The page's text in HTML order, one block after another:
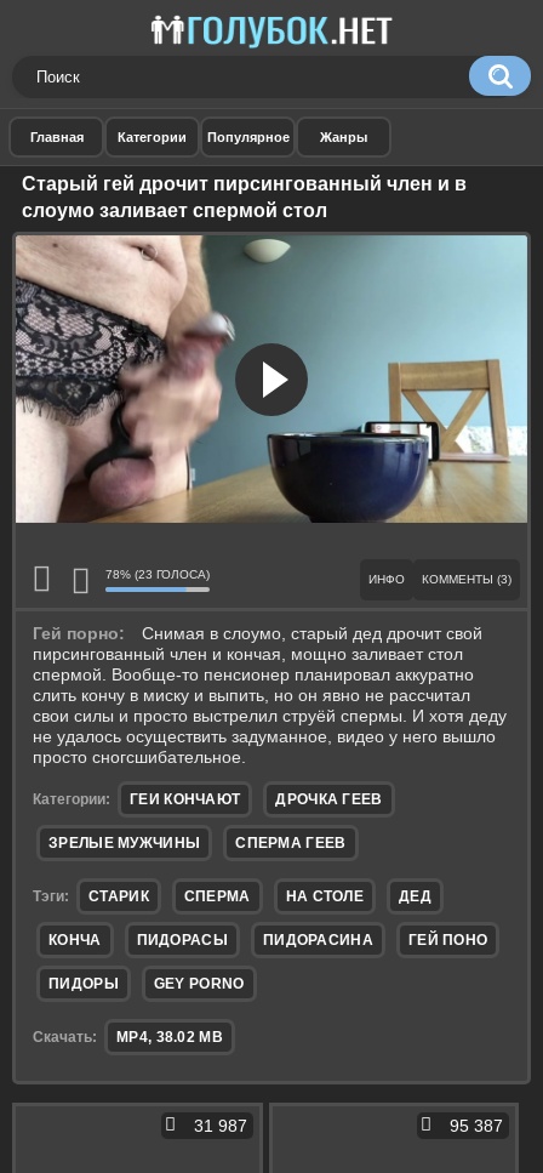
Старый гей дрочит пирсингованный член и в
слоумо заливает спермой стол
78% (23 ГОЛОСА) ИНФО КОММЕНТЫ (3)
Гей порно:
Снимая в слоумо, старый дед дрочит свой
пирсингованный член и кончая, мощно заливает стол
спермой. Вообще-то пенсионер планировал аккуратно
слить кончу в миску и выпить, но он явно не рассчитал
свои силы и просто выстрелил струёй спермы. И хотя деду
не удалось осуществить задуманное, видео у него вышло
просто сногсшибательное.
Категории: ГЕИ КОНЧАЮТ ДРОЧКА ГЕЕВ
ЗРЕЛЫЕ МУЖЧИНЫ СПЕРМА ГЕЕВ
Тэги: СТАРИК СПЕРМА НА СТОЛЕ ДЕД
КОНЧА ПИДОРАСЫ ПИДОРАСИНА ГЕЙ ПОНО
ПИДОРЫ GEY PORNO
Скачать: MP4, 38.02 MB
31 987 95 387